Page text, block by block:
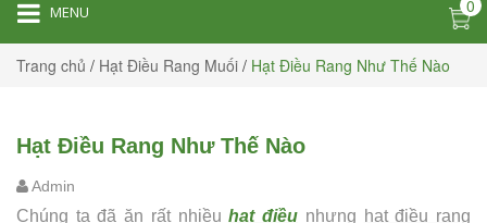
MENU 0
Trang chủ / Hạt Điều Rang Muối / Hạt Điều Rang Như Thế Nào
Hạt Điều Rang Như Thế Nào
Admin
Chúng ta đã ăn rất nhiềuhạt điều nhưng hạt điều rang